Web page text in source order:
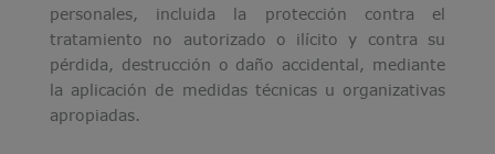
personales, incluida la protección contra el
tratamiento no autorizado o ilícito y contra su
pérdida, destrucción o daño accidental, mediante
la aplicación de medidas técnicas u organizativas
apropiadas.